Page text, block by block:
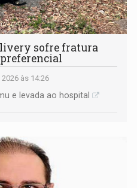
sofre fratura
às 14:26
e levada ao hospital